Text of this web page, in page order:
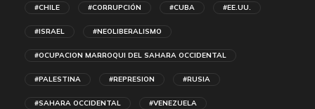
#CHILE #CORRUPCIÓN #CUBA #EE.UU.
#ISRAEL #NEOLIBERALISMO
#OCUPACION MARROQUI DEL SAHARA OCCIDENTAL
#PALESTINA #REPRESION #RUSIA
#SAHARA OCCIDENTAL #VENEZUELA